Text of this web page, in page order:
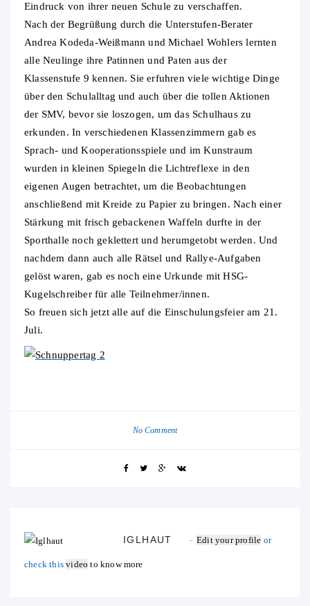
Eindruck von ihrer neuen Schule zu verschaffen.
Nach der Begrüßung durch die Unterstufen-Berater
Andrea Kodeda-Weißmann und Michael Wohlers lernten
alle Neulinge ihre Patinnen und Paten aus der
Klassenstufe 9 kennen. Sie erfuhren viele wichtige Dinge
über den Schulalltag und auch über die tollen Aktionen
der SMV, bevor sie loszogen, um das Schulhaus zu
erkunden. In verschiedenen Klassenzimmern gab es
Sprach- und Kooperationsspiele und im Kunstraum
wurden in kleinen Spiegeln die Lichtreflexe in den
eigenen Augen betrachtet, um die Beobachtungen
anschließend mit Kreide zu Papier zu bringen. Nach einer
Stärkung mit frisch gebackenen Waffeln durfte in der
Sporthalle noch geklettert und herumgetobt werden. Und
nachdem dann auch alle Rätsel und Rallye-Aufgaben
gelöst waren, gab es noch eine Urkunde mit HSG-
Kugelschreiber für alle Teilnehmer/innen.
So freuen sich jetzt alle auf die Einschulungsfeier am 21.
Juli.
No Comment
IGLHAUT Edit your profile or
check thisvideo to know more